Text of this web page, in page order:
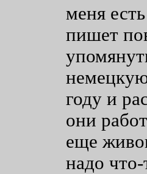
меня
пишет
году и
они
еще
надо